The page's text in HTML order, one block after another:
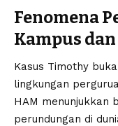
Fenomena
Kampus
Kasus Timothy
lingkungan
HAM menunjukkan
perundungan di